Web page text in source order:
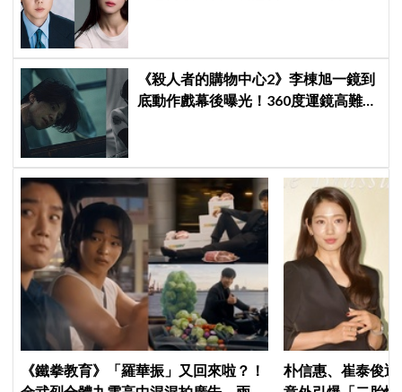
《殺人者的購物中心2》李棟旭一鏡到
底動作戲幕後曝光！360度運鏡高難度
《鐵拳教育》「羅華振」又回來啦？！
朴信惠、崔泰俊